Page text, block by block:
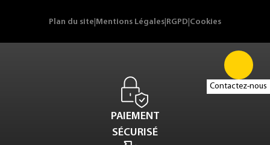
Contactez-nous
Plan du site Mentions Légales RGPD Cookies
PAIEMENT
SÉCURISÉ